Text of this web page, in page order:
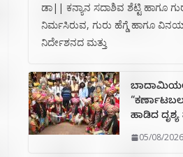
ಡಾ|| ಕನ್ಯಾನ ಸದಾಶಿವ ಶೆಟ್ಟಿ ಹಾಗೂ
ನಿರ್ಮಸಿರುವ, ಗುರು ಹೆಗ್ಡೆ ಹಾಗೂ
ನಿರ್ದೇಶನದ ಮತ್ತು
ಹಾಡಿದ
05/08/2026